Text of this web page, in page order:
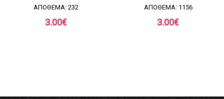
ΑΠΟΘΕΜΑ: 232
3.00€
ΑΠΟΘΕΜΑ: 1156
3.00€